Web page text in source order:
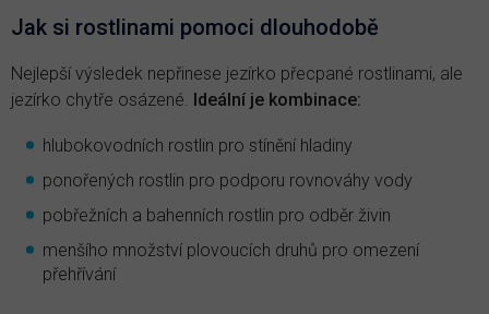
Jak si rostlinami pomoci dlouhodobě
Nejlepší výsledek nepřinese jezírko přecpané rostlinami, ale
jezírko chytře osázené. Ideální je kombinace:
hlubokovodních rostlin pro stínění hladiny
ponořených rostlin pro podporu rovnováhy vody
pobřežních a bahenních rostlin pro odběr živin
menšího množství plovoucích druhů pro omezení
přehřívání